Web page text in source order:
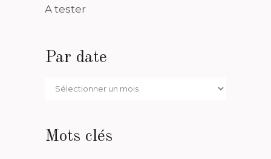
A tester
Par date
Par
Mots clés